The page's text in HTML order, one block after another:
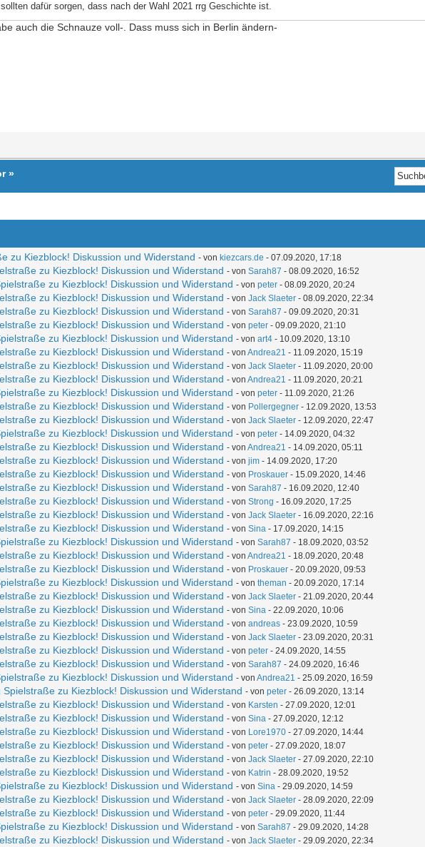
dafür sorgen, dass nach der Wahl 2021 rrg Geschichte ist.
auch die Schnauze voll-. Dass muss sich in Berlin ändern-
»
zu Kiezblock! Diskussion und Widerstand - von kiezcars.de - 07.09.2020, 17:18
zu Kiezblock! Diskussion und Widerstand - von Sarah87 - 08.09.2020, 16:52
zu Kiezblock! Diskussion und Widerstand - von peter - 08.09.2020, 20:24
zu Kiezblock! Diskussion und Widerstand - von Jack Slaeter - 08.09.2020, 22:34
zu Kiezblock! Diskussion und Widerstand - von Sarah87 - 09.09.2020, 20:31
zu Kiezblock! Diskussion und Widerstand - von peter - 09.09.2020, 21:10
zu Kiezblock! Diskussion und Widerstand - von art4 - 10.09.2020, 13:10
zu Kiezblock! Diskussion und Widerstand - von Andrea21 - 11.09.2020, 15:19
zu Kiezblock! Diskussion und Widerstand - von Jack Slaeter - 11.09.2020, 20:00
zu Kiezblock! Diskussion und Widerstand - von Andrea21 - 11.09.2020, 20:21
zu Kiezblock! Diskussion und Widerstand - von peter - 11.09.2020, 21:26
zu Kiezblock! Diskussion und Widerstand - von Pollergegner - 12.09.2020, 13:53
zu Kiezblock! Diskussion und Widerstand - von Jack Slaeter - 12.09.2020, 22:47
zu Kiezblock! Diskussion und Widerstand - von peter - 14.09.2020, 04:32
zu Kiezblock! Diskussion und Widerstand - von Andrea21 - 14.09.2020, 05:11
zu Kiezblock! Diskussion und Widerstand - von jim - 14.09.2020, 17:20
zu Kiezblock! Diskussion und Widerstand - von Proskauer - 15.09.2020, 14:46
zu Kiezblock! Diskussion und Widerstand - von Sarah87 - 16.09.2020, 12:40
zu Kiezblock! Diskussion und Widerstand - von Strong - 16.09.2020, 17:25
zu Kiezblock! Diskussion und Widerstand - von Jack Slaeter - 16.09.2020, 22:16
zu Kiezblock! Diskussion und Widerstand - von Sina - 17.09.2020, 14:15
zu Kiezblock! Diskussion und Widerstand - von Sarah87 - 18.09.2020, 03:52
zu Kiezblock! Diskussion und Widerstand - von Andrea21 - 18.09.2020, 20:48
zu Kiezblock! Diskussion und Widerstand - von Proskauer - 20.09.2020, 09:53
zu Kiezblock! Diskussion und Widerstand - von theman - 20.09.2020, 17:14
zu Kiezblock! Diskussion und Widerstand - von Jack Slaeter - 21.09.2020, 20:44
zu Kiezblock! Diskussion und Widerstand - von Sina - 22.09.2020, 10:06
zu Kiezblock! Diskussion und Widerstand - von andreas - 23.09.2020, 10:59
zu Kiezblock! Diskussion und Widerstand - von Jack Slaeter - 23.09.2020, 20:31
zu Kiezblock! Diskussion und Widerstand - von peter - 24.09.2020, 14:55
zu Kiezblock! Diskussion und Widerstand - von Sarah87 - 24.09.2020, 16:46
zu Kiezblock! Diskussion und Widerstand - von Andrea21 - 25.09.2020, 16:59
zu Kiezblock! Diskussion und Widerstand - von peter - 26.09.2020, 13:14
zu Kiezblock! Diskussion und Widerstand - von Karsten - 27.09.2020, 12:01
zu Kiezblock! Diskussion und Widerstand - von Sina - 27.09.2020, 12:12
zu Kiezblock! Diskussion und Widerstand - von Lore1970 - 27.09.2020, 14:44
zu Kiezblock! Diskussion und Widerstand - von peter - 27.09.2020, 18:07
zu Kiezblock! Diskussion und Widerstand - von Jack Slaeter - 27.09.2020, 22:10
zu Kiezblock! Diskussion und Widerstand - von Katrin - 28.09.2020, 19:52
zu Kiezblock! Diskussion und Widerstand - von Sina - 29.09.2020, 14:59
zu Kiezblock! Diskussion und Widerstand - von Jack Slaeter - 28.09.2020, 22:09
zu Kiezblock! Diskussion und Widerstand - von peter - 29.09.2020, 11:44
zu Kiezblock! Diskussion und Widerstand - von Sarah87 - 29.09.2020, 14:28
zu Kiezblock! Diskussion und Widerstand - von Jack Slaeter - 29.09.2020, 22:34